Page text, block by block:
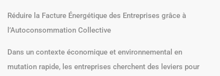
Réduire la Facture Énergétique des Entreprises grâce à
l’Autoconsommation Collective
Dans un contexte économique et environnemental en
mutation rapide, les entreprises cherchent des leviers pour